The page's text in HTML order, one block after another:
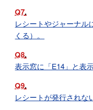
Q7
レシートやジャーナル
くる）。
Q8
表示窓に「E14」と表
Q9
レシートが発行されな